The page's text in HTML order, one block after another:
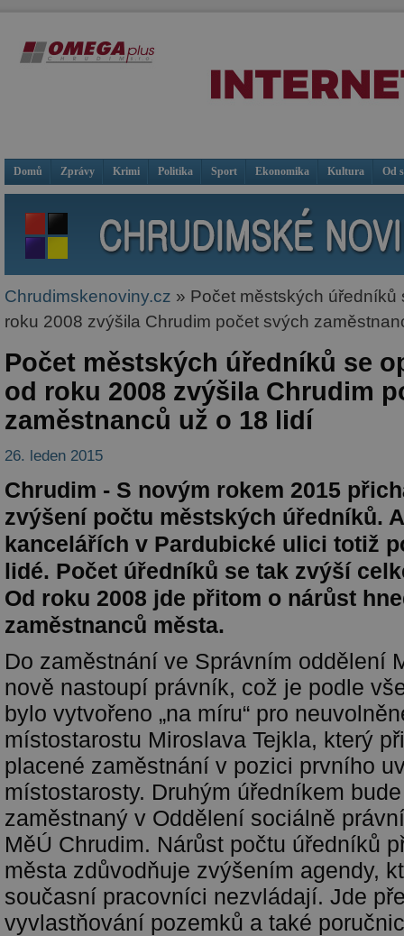
Domů Zprávy Krimi Politika Sport Ekonomika Kultura Od
Chrudimskenoviny.cz » Počet městských úředníků
roku 2008 zvýšila Chrudim počet svých
Počet městských úředníků se
od roku 2008 zvýšila Chrudim
zaměstnanců už o 18 lidí
26. leden 2015
Chrudim - S novým rokem 2015
zvýšení počtu městských úředníků.
kancelářích v Pardubické ulici totiž
lidé. Počet úředníků se tak zvýší
Od roku 2008 jde přitom o nárůst
zaměstnanců města.
Do zaměstnání ve Správním oddělení
nově nastoupí právník, což je podle
bylo vytvořeno „na míru“ pro
místostarostu Miroslava Tejkla, který
placené zaměstnání v pozici prvního
místostarosty. Druhým úředníkem
zaměstnaný v Oddělení sociálně
MěÚ Chrudim. Nárůst počtu úředníků
města zdůvodňuje zvýšením agendy,
současní pracovníci nezvládají. Jde
vyvlastňování pozemků a také